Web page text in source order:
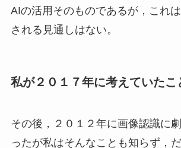
AIの活用そのものであるが，これ
される見通しはない。
私が２０１７年に考えていたこ
その後，２０１２年に画像認識に
ったが私はそんなことも知らず，